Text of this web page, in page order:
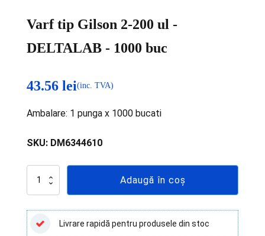
Varf tip Gilson 2-200 ul -
DELTALAB - 1000 buc
43.56 lei(inc. TVA)
Ambalare: 1 punga x 1000 bucati
SKU: DM6344610
Cantitate
tip
Gilson
2-
200
Adaugă în coș
Livrare rapidă pentru produsele din stoc